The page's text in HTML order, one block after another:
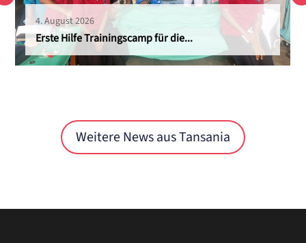
4. August 2026
Erste Hilfe Trainingscamp für die...
Weitere News aus Tansania